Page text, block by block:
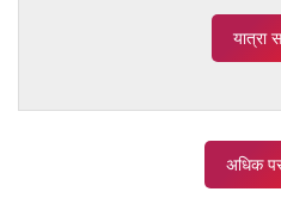
यात्रा
अधिक